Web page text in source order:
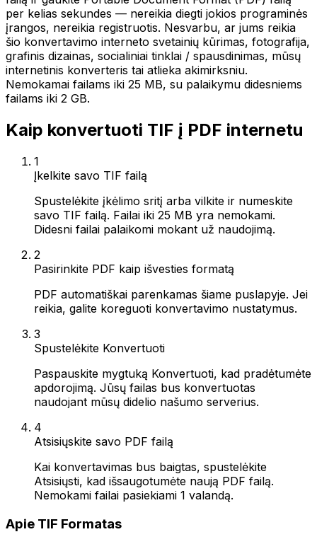
per kelias sekundes — nereikia diegti jokios programinės
įrangos, nereikia registruotis. Nesvarbu, ar jums reikia
šio konvertavimo interneto svetainių kūrimas, fotografija,
grafinis dizainas, socialiniai tinklai / spausdinimas, mūsų
internetinis konverteris tai atlieka akimirksniu.
Nemokamai failams iki 25 MB, su palaikymu didesniems
failams iki 2 GB.
Kaip konvertuoti TIF į PDF internetu
1
Įkelkite savo TIF failą
Spustelėkite įkėlimo sritį arba vilkite ir numeskite
savo TIF failą. Failai iki 25 MB yra nemokami.
Didesni failai palaikomi mokant už naudojimą.
2
Pasirinkite PDF kaip išvesties formatą
PDF automatiškai parenkamas šiame puslapyje. Jei
reikia, galite koreguoti konvertavimo nustatymus.
3
Spustelėkite Konvertuoti
Paspauskite mygtuką Konvertuoti, kad pradėtumėte
apdorojimą. Jūsų failas bus konvertuotas
naudojant mūsų didelio našumo serverius.
4
Atsisiųskite savo PDF failą
Kai konvertavimas bus baigtas, spustelėkite
Atsisiųsti, kad išsaugotumėte naują PDF failą.
Nemokami failai pasiekiami 1 valandą.
Apie TIF Formatas